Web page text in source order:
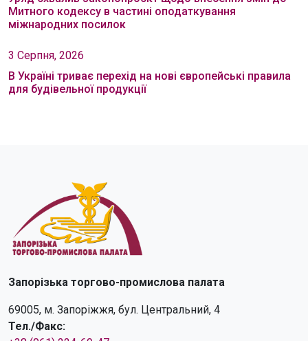
Митного кодексу в частині оподаткування
міжнародних посилок
3 Серпня, 2026
В Україні триває перехід на нові європейські правила
для будівельної продукції
Запорізька торгово-промислова палата
69005, м. Запоріжжя, бул. Центральний, 4
Тел./Факс: